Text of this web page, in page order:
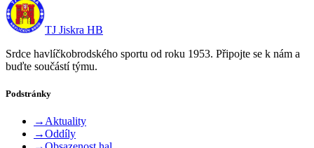
TJ Jiskra HB
Srdce havlíčkobrodského sportu od roku 1953. Připojte se k nám a
buďte součástí týmu.
Podstránky
→ Aktuality
→Oddíly